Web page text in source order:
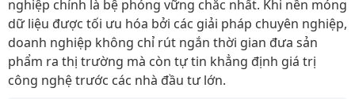
nghiệp chính là bệ phóng vững chắc nhất. Khi nền móng
dữ liệu được tối ưu hóa bởi các giải pháp chuyên nghiệp,
doanh nghiệp không chỉ rút ngắn thời gian đưa sản
phẩm ra thị trường mà còn tự tin khẳng định giá trị
công nghệ trước các nhà đầu tư lớn.